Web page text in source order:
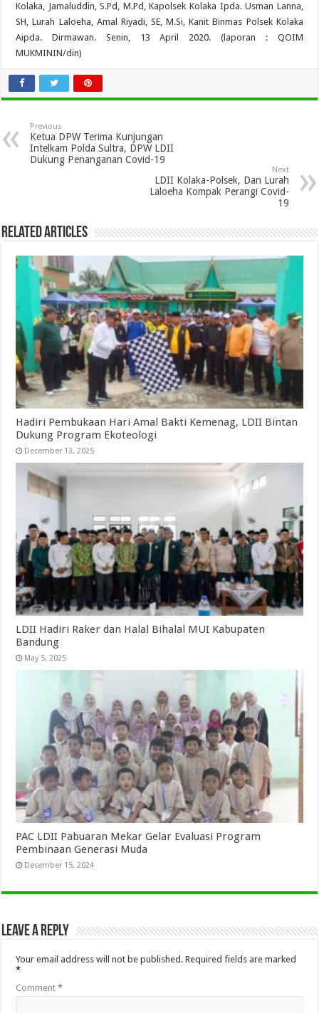
Kolaka, Jamaluddin, S.Pd, M.Pd, Kapolsek Kolaka Ipda. Usman Lanna,
SH, Lurah Laloeha, Amal Riyadi, SE, M.Si, Kanit Binmas Polsek Kolaka
Aipda. Dirmawan. Senin, 13 April 2020. (laporan : QOIM
MUKMININ/din)
Previous
Ketua DPW Terima Kunjungan
Intelkam Polda Sultra, DPW LDII
Dukung Penanganan Covid-19
Next
LDII Kolaka-Polsek, Dan Lurah
Laloeha Kompak Perangi Covid-
19
Related Articles
Hadiri Pembukaan Hari Amal Bakti Kemenag, LDII Bintan
Dukung Program Ekoteologi
December 13, 2025
LDII Hadiri Raker dan Halal Bihalal MUI Kabupaten
Bandung
May 5, 2025
PAC LDII Pabuaran Mekar Gelar Evaluasi Program
Pembinaan Generasi Muda
December 15, 2024
Leave a Reply
Your email address will not be published. Required fields are marked
*
Comment*